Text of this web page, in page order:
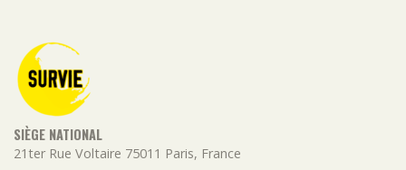
SIÈGE NATIONAL
21ter Rue Voltaire 75011 Paris, France